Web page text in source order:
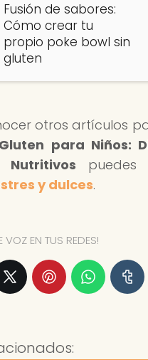
Fusión de sabores:
Cómo crear tu
propio poke bowl sin
gluten
otros artículos
para Niños:
Nutritivos puedes
y dulces.
VOZ EN TUS REDES!